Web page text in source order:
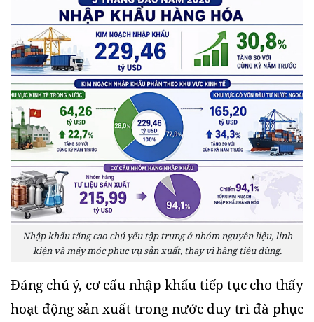
Nhập khẩu tăng cao chủ yếu tập trung ở nhóm nguyên liệu, linh
kiện và máy móc phục vụ sản xuất, thay vì hàng tiêu dùng.
Đáng chú ý, cơ cấu nhập khẩu tiếp tục cho thấy
hoạt động sản xuất trong nước duy trì đà phục